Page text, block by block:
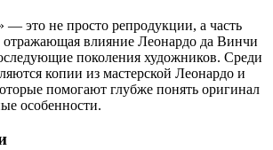
это не просто репродукции, а часть
отражающая влияние Леонардо да Винчи
поколения художников. Среди
копии из мастерской Леонардо и
помогают глубже понять оригинал
особенности.